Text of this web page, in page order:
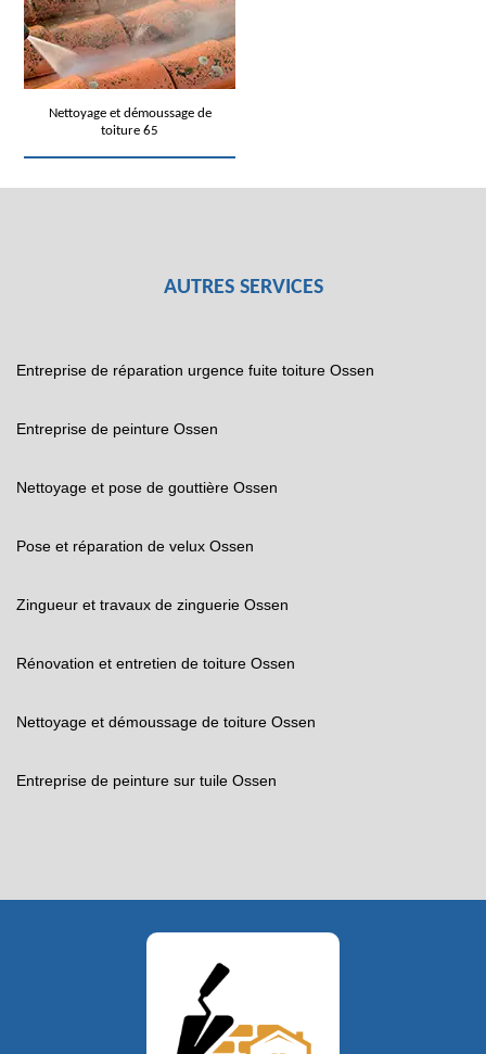
Nettoyage et démoussage de
toiture 65
AUTRES SERVICES
Entreprise de réparation urgence fuite toiture Ossen
Entreprise de peinture Ossen
Nettoyage et pose de gouttière Ossen
Pose et réparation de velux Ossen
Zingueur et travaux de zinguerie Ossen
Rénovation et entretien de toiture Ossen
Nettoyage et démoussage de toiture Ossen
Entreprise de peinture sur tuile Ossen